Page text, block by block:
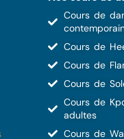
Cours de
Cours de
Cours de
Cours de
Cours de
adultes
Cours de